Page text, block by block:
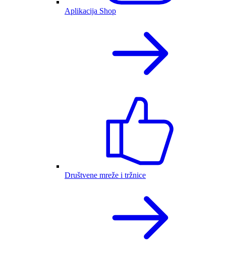
Aplikacija Shop
Društvene mreže i tržnice